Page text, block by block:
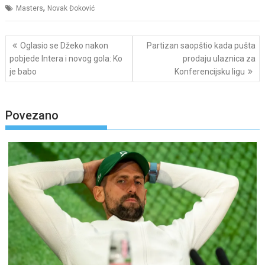
Masters, Novak Đoković
Post
navigation
Oglasio se Džeko nakon
pobjede Intera i novog gola: Ko
je babo
Partizan saopštio kada pušta
prodaju ulaznica za
Konferencijsku ligu
Povezano